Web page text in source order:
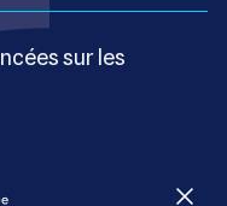
sur les